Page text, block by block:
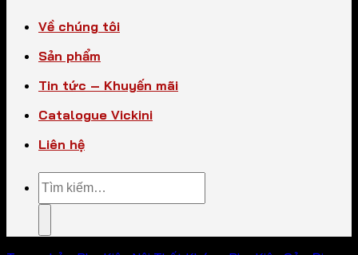
Về chúng tôi
Sản phẩm
Tin tức – Khuyến mãi
Catalogue Vickini
Liên hệ
Tìm
kiếm: